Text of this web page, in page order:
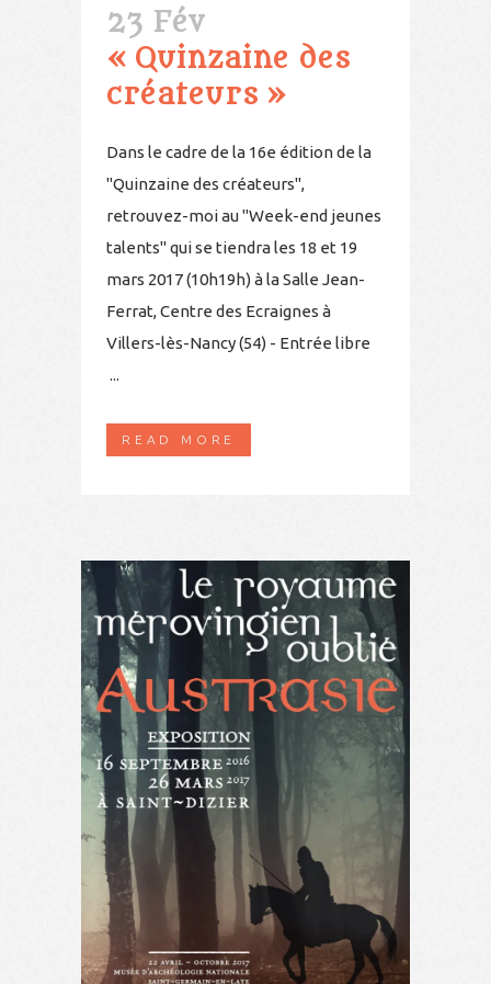
23 Fév
« Quinzaine des
créateurs »
Dans le cadre de la 16e édition de la
"Quinzaine des créateurs",
retrouvez-moi au "Week-end jeunes
talents" qui se tiendra les 18 et 19
mars 2017 (10h19h) à la Salle Jean-
Ferrat, Centre des Ecraignes à
Villers-lès-Nancy (54) - Entrée libre
...
READ MORE